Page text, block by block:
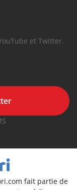
et Twitter.
fait partie de